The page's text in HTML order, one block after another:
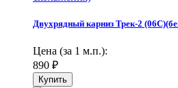
Двухрядный карниз Трек-2
Цена (за 1 м.п.):
890 ₽